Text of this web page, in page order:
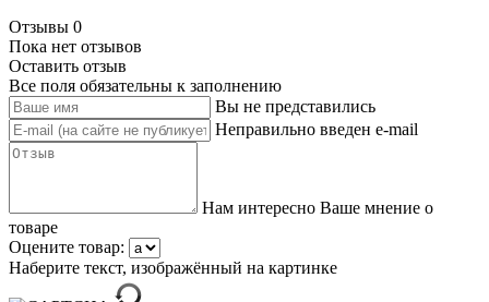
Отзывы 0
Пока нет отзывов
Оставить отзыв
Все поля обязательны к заполнению
Вы не представились
Неправильно введен e-mail
Нам интересно Ваше мнение о
товаре
Оцените товар:
Наберите текст, изображённый на картинке